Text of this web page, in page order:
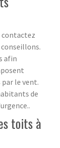
contactez
afin
le vent.
de
toits à